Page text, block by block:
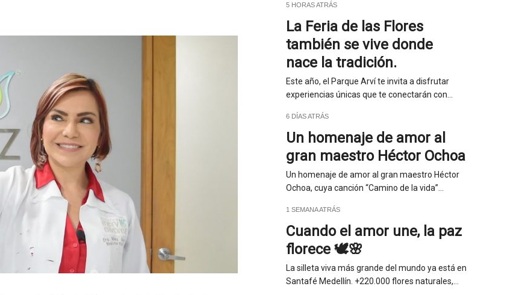
5 HORAS ATRÁS
La Feria de las Flores
también se vive donde
nace la tradición.
Este año, el Parque Arví te invita a disfrutar
experiencias únicas que te conectarán con…
6 DÍAS ATRÁS
Un homenaje de amor al
gran maestro Héctor Ochoa
Un homenaje de amor al gran maestro Héctor
Ochoa, cuya canción “Camino de la vida”…
1 SEMANA ATRÁS
Cuando el amor une, la paz
florece 🕊️🌸
La silleta viva más grande del mundo ya está en
Santafé Medellín. +220.000 flores naturales,…